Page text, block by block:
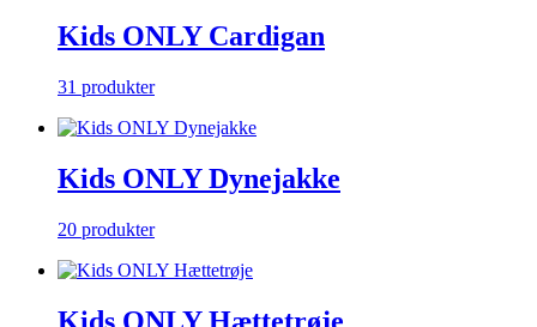
Kids ONLY Cardigan
31 produkter
Kids ONLY Dynejakke
20 produkter